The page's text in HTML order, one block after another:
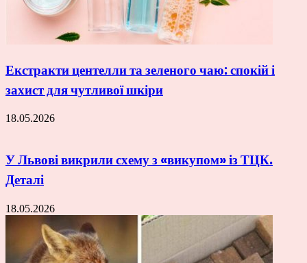
Екстракти центелли та зеленого чаю: спокій і
захист для чутливої шкіри
18.05.2026
У Львові викрили схему з «викупом» із ТЦК.
Деталі
18.05.2026